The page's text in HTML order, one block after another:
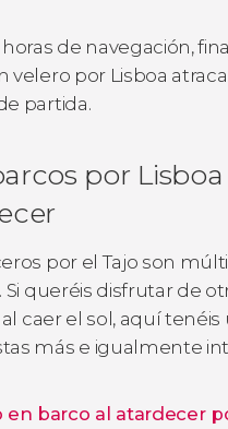
horas de navegación,
velero por Lisboa
partida.
por Lisboa
por el Tajo son
Si queréis disfrutar de
caer el sol, aquí tenéis
más e igualmente
en barco al atardecer